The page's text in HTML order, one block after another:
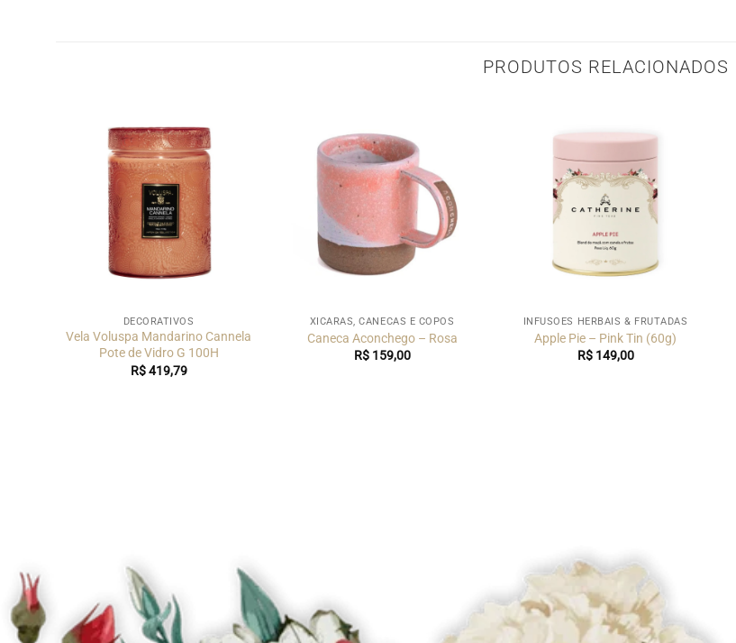
PRODUTOS RELACIONADOS
DECORATIVOS
Vela Voluspa Mandarino Cannela
Pote de Vidro G 100H
R$419,79
XÍCARAS, CANECAS E COPOS
Caneca Aconchego – Rosa
R$159,00
INFUSÕES HERBAIS & FRUTADAS
Apple Pie – Pink Tin (60g)
R$149,00